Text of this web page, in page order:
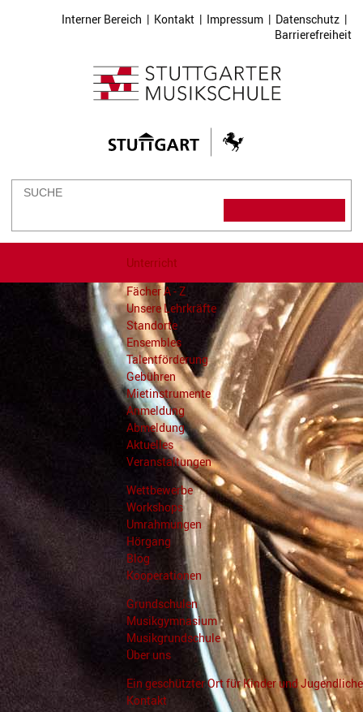
Interner Bereich | Kontakt | Impressum | Datenschutz |
Barrierefreiheit
Unterricht
Fächer A - Z
Unsere Lehrkräfte
Standorte
Ensembles
Talentförderung
Gebühren
Mietinstrumente
Anmeldung
Abmeldung
Aktuelles
Veranstaltungen
Wettbewerbe
Workshops
Umrahmungen
Hörgang
Blog
Kooperationen
Grundschulen
Musikgymnasium
Musikgrundschule
Über uns
Ein geschützter Ort für Kinder und Jugendliche
Kontakt